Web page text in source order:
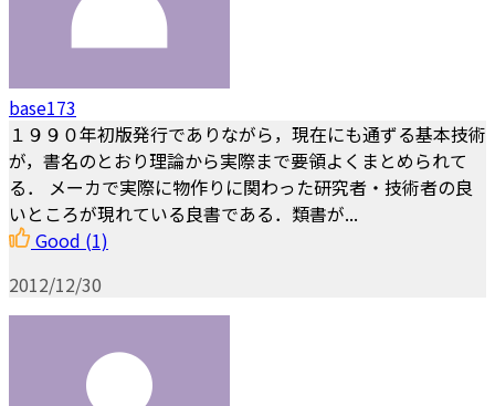
base173
１９９０年初版発行でありながら，現在にも通ずる基本技術
が，書名のとおり理論から実際まで要領よくまとめられて
る． メーカで実際に物作りに関わった研究者・技術者の良
いところが現れている良書である．類書が...
Good (1)
2012/12/30